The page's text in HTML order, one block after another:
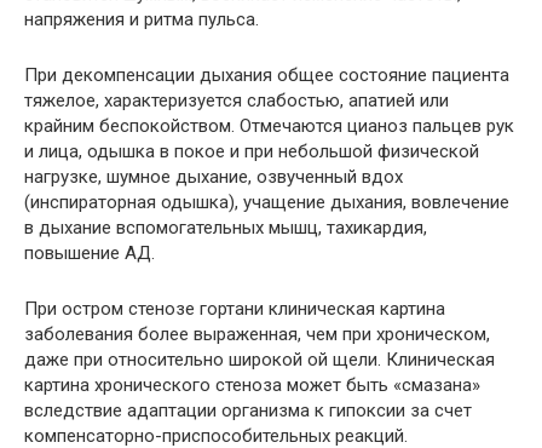
напряжения и ритма пульса.
При декомпенсации дыхания общее состояние пациента
тяжелое, характеризуется слабостью, апатией или
крайним беспокойством. Отмечаются цианоз пальцев рук
и лица, одышка в покое и при небольшой физической
нагрузке, шумное дыхание, озвученный вдох
(инспираторная одышка), учащение дыхания, вовлечение
в дыхание вспомогательных мышц, тахикардия,
повышение АД.
При остром стенозе гортани клиническая картина
заболевания более выраженная, чем при хроническом,
даже при относительно широкой ой щели. Клиническая
картина хронического стеноза может быть «смазана»
вследствие адаптации организма к гипоксии за счет
компенсаторно-приспособительных реакций.